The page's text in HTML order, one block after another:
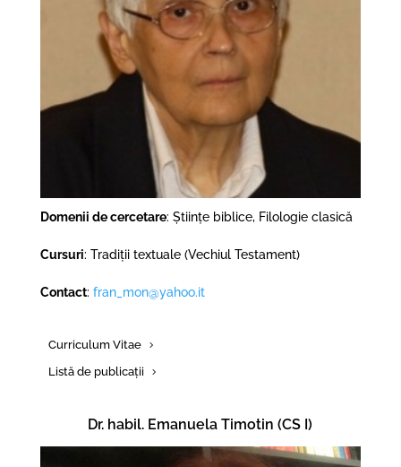
Domenii de cercetare: Științe biblice, Filologie clasică
Cursuri: Tradiții textuale (Vechiul Testament)
Contact: fran_mon@yahoo.it
Curriculum Vitae
Listă de publicații
Dr. habil. Emanuela Timotin (CS I)